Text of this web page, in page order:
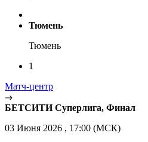
Тюмень
Тюмень
1
Матч-центр
БЕТСИТИ Суперлига, Финал
03 Июня 2026 , 17:00 (МСК)